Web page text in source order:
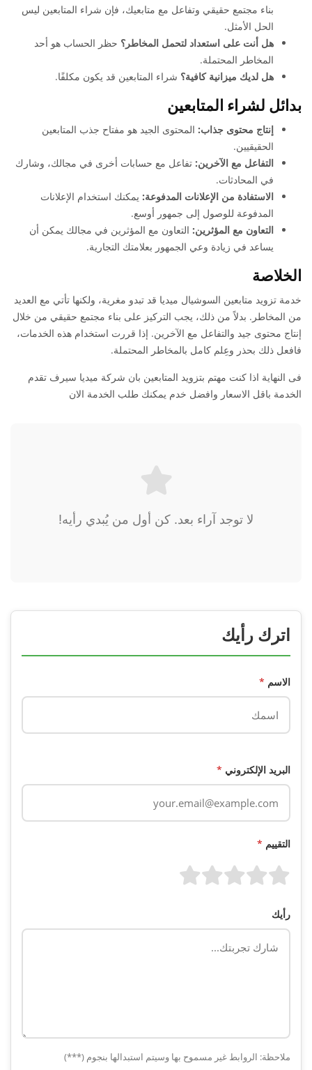
بناء مجتمع حقيقي وتفاعل مع متابعيك، فإن شراء المتابعين ليس
الحل الأمثل.
هل أنت على استعداد لتحمل المخاطر؟ حظر الحساب هو أحد
المخاطر المحتملة.
هل لديك ميزانية كافية؟ شراء المتابعين قد يكون مكلفًا.
بدائل لشراء المتابعين
إنتاج محتوى جذاب: المحتوى الجيد هو مفتاح جذب المتابعين
الحقيقيين.
التفاعل مع الآخرين: تفاعل مع حسابات أخرى في مجالك، وشارك
في المحادثات.
الاستفادة من الإعلانات المدفوعة: يمكنك استخدام الإعلانات
المدفوعة للوصول إلى جمهور أوسع.
التعاون مع المؤثرين: التعاون مع المؤثرين في مجالك يمكن أن
يساعد في زيادة وعي الجمهور بعلامتك التجارية.
الخلاصة
خدمة تزويد متابعين السوشيال ميديا قد تبدو مغرية، ولكنها تأتي مع العديد
من المخاطر. بدلاً من ذلك، يجب التركيز على بناء مجتمع حقيقي من خلال
إنتاج محتوى جيد والتفاعل مع الآخرين. إذا قررت استخدام هذه الخدمات،
فافعل ذلك بحذر وعِلم كامل بالمخاطر المحتملة.
فى النهاية اذا كنت مهتم بتزويد المتابعين بان شركة ميديا سيرف تقدم
الخدمة باقل الاسعار وافضل خدم يمكنك طلب الخدمة الان
لا توجد آراء بعد. كن أول من يُبدي رأيه!
اترك رأيك
الاسم *
البريد الإلكتروني *
التقييم *
رأيك
ملاحظة: الروابط غير مسموح بها وسيتم استبدالها بنجوم (***)